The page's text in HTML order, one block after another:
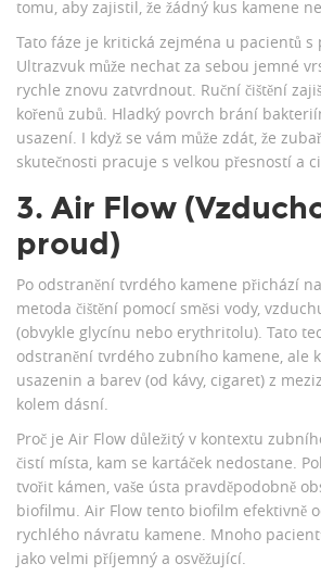
tomu, aby zajistil, že žádný kus kamene
Tato fáze je kritická zejména u pacientů s
Ultrazvuk může nechat za sebou jemné
rychle znovu zatvrdnout. Ruční čištění
kořenů zubů. Hladký povrch brání
usazení. I když se vám může zdát, že
skutečnosti pracuje s velkou přesností a
3. Air Flow
proud)
Po odstranění tvrdého kamene přichází
metoda čištění pomocí směsi vody,
(obvykle glycínu nebo erythritolu). Tato
odstranění tvrdého zubního kamene, ale k
usazenin a barev (od kávy, cigaret) z
kolem dásní.
Proč je Air Flow důležitý v kontextu
čistí místa, kam se kartáček nedostane.
tvořit kámen, vaše ústa pravděpodobně
biofilmu. Air Flow tento biofilm efektivně
rychlého návratu kamene. Mnoho
jako velmi příjemný a osvěžující.